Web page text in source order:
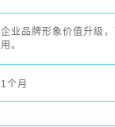
企业品牌形象价值升级
用。
1个月